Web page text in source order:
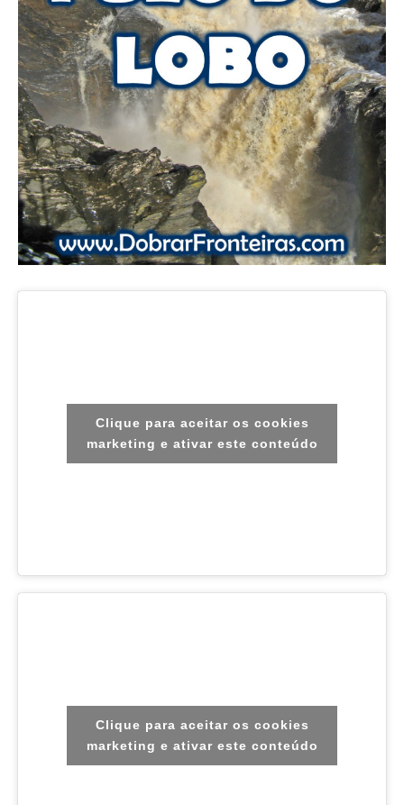
Clique para aceitar os cookies
marketing e ativar este conteúdo
Clique para aceitar os cookies
marketing e ativar este conteúdo